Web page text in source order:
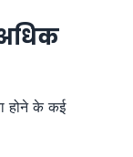
होने के कई